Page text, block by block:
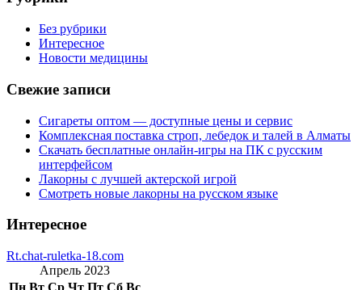
Без рубрики
Интересное
Новости медицины
Свежие записи
Сигареты оптом — доступные цены и сервис
Комплексная поставка строп, лебедок и талей в Алматы
Скачать бесплатные онлайн-игры на ПК с русским
интерфейсом
Лакорны с лучшей актерской игрой
Смотреть новые лакорны на русском языке
Интересное
Rt.chat-ruletka-18.com
Апрель 2023
Пн Вт Ср Чт Пт Сб Вс